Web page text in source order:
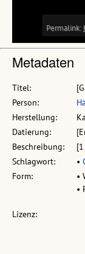
Metadaten
Titel:
Person:
Herstellung:
Datierung:
Beschreibung:
Schlagwort:
•
Form:
•
•
Lizenz: